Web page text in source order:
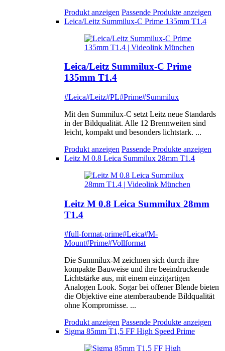
Produkt anzeigen Passende Produkte anzeigen
Leica/Leitz Summilux-C Prime 135mm T1.4
Leica/Leitz Summilux-C Prime
135mm T1.4
#Leica#Leitz#PL#Prime#Summilux
Mit den Summilux-C setzt Leitz neue Standards
in der Bildqualität. Alle 12 Brennweiten sind
leicht, kompakt und besonders lichtstark. ...
Produkt anzeigen Passende Produkte anzeigen
Leitz M 0.8 Leica Summilux 28mm T1.4
Leitz M 0.8 Leica Summilux 28mm
T1.4
#full-format-prime#Leica#M-
Mount#Prime#Vollformat
Die Summilux-M zeichnen sich durch ihre
kompakte Bauweise und ihre beeindruckende
Lichtstärke aus, mit einem einzigartigen
Analogen Look. Sogar bei offener Blende bieten
die Objektive eine atemberaubende Bildqualität
ohne Kompromisse. ...
Produkt anzeigen Passende Produkte anzeigen
Sigma 85mm T1,5 FF High Speed Prime